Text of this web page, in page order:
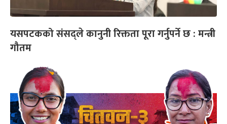
यसपटकको संसद्ले कानुनी रिक्तता पूरा गर्नुपर्ने छ : मन्त्री
गौतम